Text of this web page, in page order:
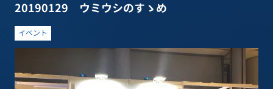
20190129 ウミウシのすゝめ
イベント